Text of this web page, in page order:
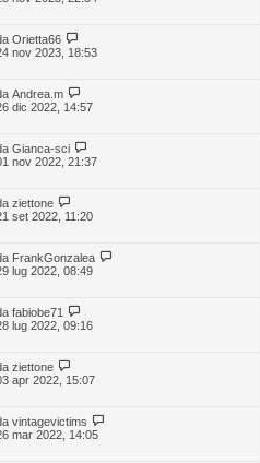
Orietta66
nov 2023, 18:53
Andrea.m
dic 2022, 14:57
Gianca-sci
nov 2022, 21:37
ziettone
set 2022, 11:20
FrankGonzalea
lug 2022, 08:49
fabiobe71
lug 2022, 09:16
ziettone
apr 2022, 15:07
vintagevictims
mar 2022, 14:05